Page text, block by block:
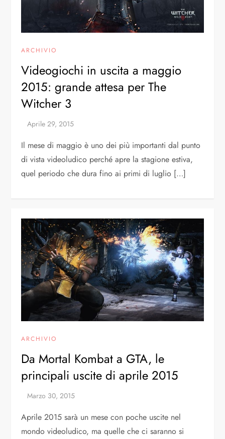
ARCHIVIO
Videogiochi in uscita a maggio
2015: grande attesa per The
Witcher 3
Il mese di maggio è uno dei più importanti dal punto
di vista videoludico perché apre la stagione estiva,
quel periodo che dura fino ai primi di luglio […]
ARCHIVIO
Da Mortal Kombat a GTA, le
principali uscite di aprile 2015
Aprile 2015 sarà un mese con poche uscite nel
mondo videoludico, ma quelle che ci saranno si